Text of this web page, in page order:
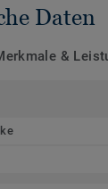
Daten
&